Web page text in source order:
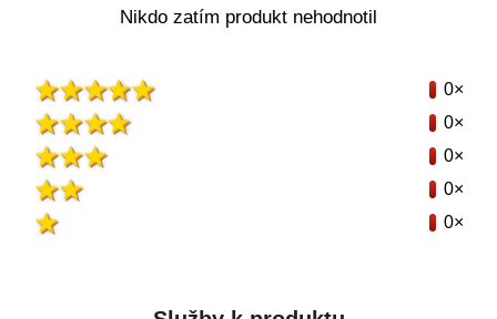
Nikdo zatím produkt nehodnotil
0×
0×
0×
0×
0×